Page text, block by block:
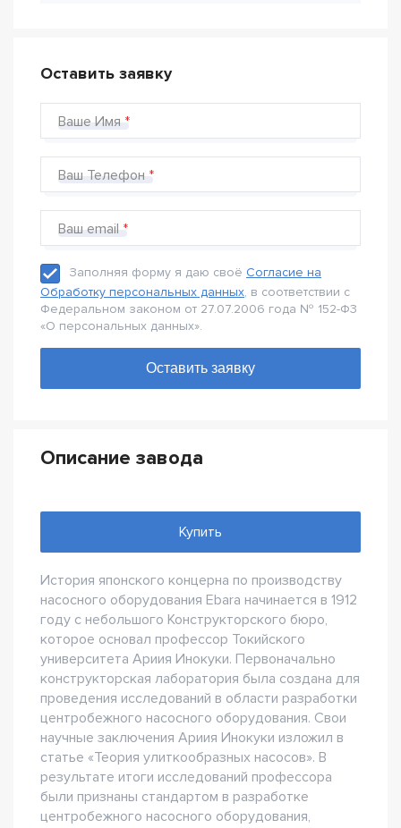
Оставить заявку
Ваше Имя
Ваш Телефон
Ваш email
Заполняя форму я даю своё Согласие на
Обработку персональных данных, в соответствии с
Федеральном законом от 27.07.2006 года № 152-Ф3
«О персональных данных».
Описание завода
Купить
История японского концерна по производству
насосного оборудования Ebara начинается в 1912
году с небольшого Конструкторского бюро,
которое основал профессор Токийского
университета Ариия Инокуки. Первоначально
конструкторская лаборатория была создана для
проведения исследований в области разработки
центробежного насосного оборудования. Свои
научные заключения Ариия Инокуки изложил в
статье «Теория улиткообразных насосов». В
результате итоги исследований профессора
были признаны стандартом в разработке
центробежного насосного оборудования,